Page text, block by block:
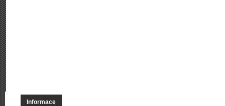
Informace